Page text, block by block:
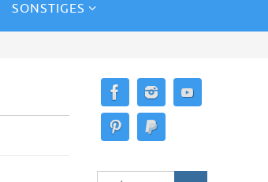
SONSTIGES